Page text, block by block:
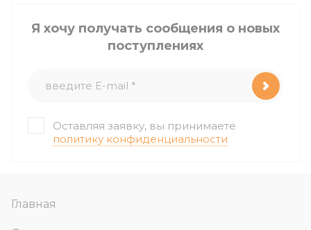
Главная
Я хочу получать сообщения о новых
поступлениях
Оставляя заявку, вы принимаете
политику конфиденциальности